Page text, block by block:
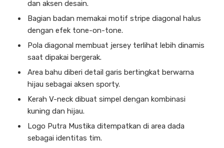
dan aksen desain.
Bagian badan memakai motif stripe diagonal halus
dengan efek tone-on-tone.
Pola diagonal membuat jersey terlihat lebih dinamis
saat dipakai bergerak.
Area bahu diberi detail garis bertingkat berwarna
hijau sebagai aksen sporty.
Kerah V-neck dibuat simpel dengan kombinasi
kuning dan hijau.
Logo Putra Mustika ditempatkan di area dada
sebagai identitas tim.